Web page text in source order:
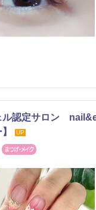
ル認定サロン
UP
ネイル